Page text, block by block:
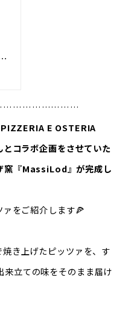
PIZZERIA E OSTERIA
コラボ企画をさせていた
窯『MassiLod』が完成し
ァをご紹介します🍕
き上げたピッツァを、す
来立ての味をそのまま届け